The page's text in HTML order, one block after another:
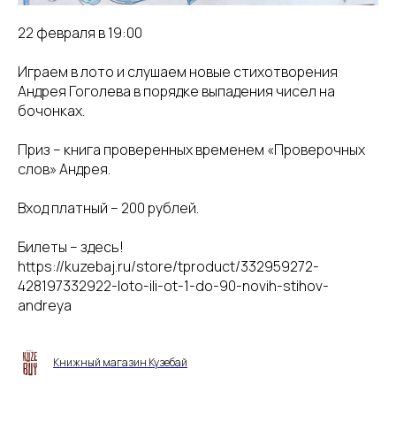
22 февраля в 19:00
Играем в лото и слушаем новые стихотворения
Андрея Гоголева в порядке выпадения чисел на
бочонках.
Приз – книга проверенных временем «Проверочных
слов» Андрея.
Вход платный – 200 рублей.
Билеты – здесь!
https://kuzebaj.ru/store/tproduct/332959272-
428197332922-loto-ili-ot-1-do-90-novih-stihov-
andreya
Книжный магазин Кузебай